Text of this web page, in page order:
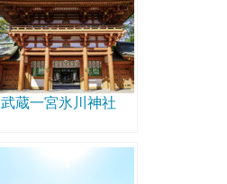
武蔵一宮氷川神社